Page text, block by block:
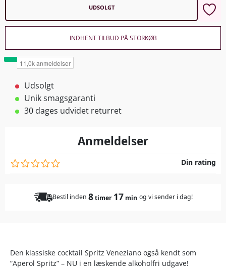
UDSOLGT
INDHENT TILBUD PÅ STORKØB
Udsolgt
Unik smagsgaranti
30 dages udvidet returret
Anmeldelser
Din rating
Bestil inden 8timer 17 min og vi sender i dag!
Den klassiske cocktail Spritz Veneziano også kendt som
”Aperol Spritz” – NU i en læskende alkoholfri udgave!